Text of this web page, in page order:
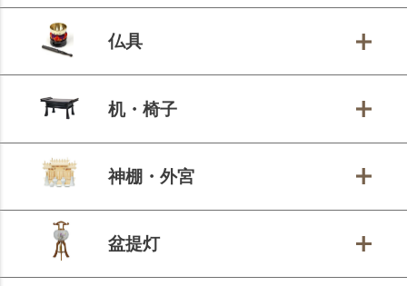
仏具
机・椅子
神棚・外宮
盆提灯